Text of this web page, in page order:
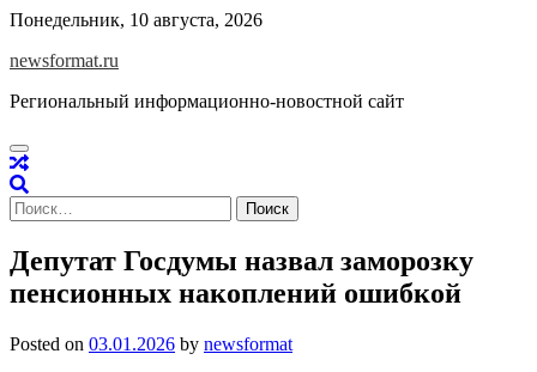
Skip
content
Понедельник, 10 августа, 2026
newsformat.ru
Региональный информационно-новостной сайт
Найти:
Депутат Госдумы назвал заморозку
пенсионных накоплений ошибкой
Posted on 03.01.2026 by newsformat